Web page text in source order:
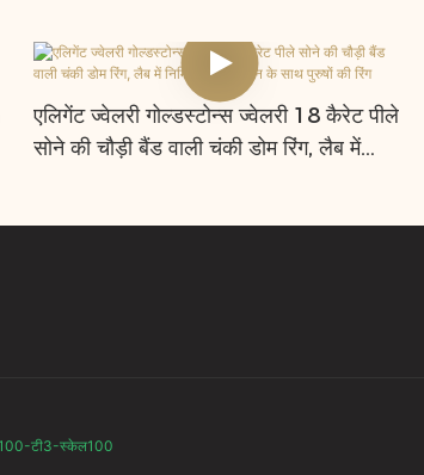
एलिगेंट ज्वेलरी गोल्डस्टोन्स ज्वेलरी 18 कैरेट पीले
सोने की चौड़ी बैंड वाली चंकी डोम रिंग, लैब में